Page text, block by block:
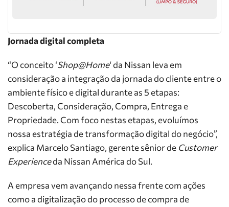
Jornada digital completa
“O conceito ‘Shop@Home‘ da Nissan leva em
consideração a integração da jornada do cliente entre o
ambiente físico e digital durante as 5 etapas:
Descoberta, Consideração, Compra, Entrega e
Propriedade. Com foco nestas etapas, evoluímos
nossa estratégia de transformação digital do negócio”,
explica Marcelo Santiago, gerente sênior de Customer
Experienceda Nissan América do Sul.
A empresa vem avançando nessa frente com ações
como a digitalização do processo de compra de